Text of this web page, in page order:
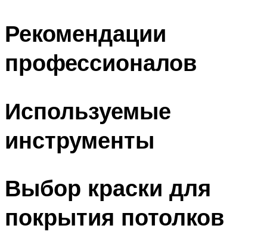
Рекомендации
профессионалов
Используемые
инструменты
Выбор краски для
покрытия потолков